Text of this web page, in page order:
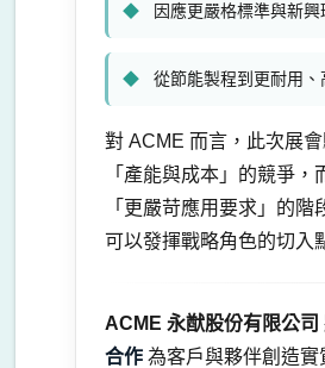
因應更嚴格標準與新興
從節能製程到更耐用
對 ACME 而言，此次展
「產能與成本」的競爭
「更嚴苛應用要求」的
可以發揮戰略角色的切入
ACME 永猷股份有限公司
合作為客戶與夥伴創造實